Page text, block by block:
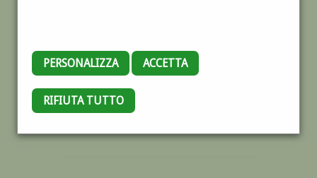
PERSONALIZZA ACCETTA
RIFIUTA TUTTO